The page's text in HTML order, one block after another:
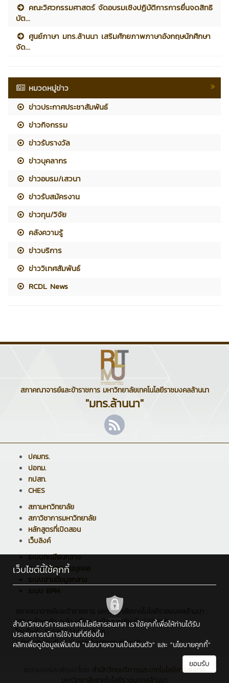
คณะวิศวกรรมศาสตร์ จัดอบรมเชิงปฏิบัติการการยื่นจดสิทธิ
บัต...
ศูนย์ภาษา มทร.ล้านนา เสริมศักยภาพภาษาอังกฤษนักศึกษา
จัด...
หมวดหมู่ข่าว
ข่าวประกาศประชาสัมพันธ์
ข่าวกิจกรรม
ข่าวรับรางวัล
ข่าวบุคลากร
ข่าวอบรม/เสวนา
ข่าวรับสมัครงาน
ข่าวทุน/วิจัย
คลังความรู้
ข่าวบริการ
ข่าววิเทศสัมพันธ์
RCDL News
สภาคณาจารย์และข้าราชการ มหาวิทยาลัยเทคโนโลยีราชมงคลล้านนา
"มทร.ล้านนา"
ปคมทร.
ปอทม.
ทปสท.
CHES
สภามหาวิทยาลัย
สภาวิชาการมหาวิทยาลัย
หลักสูตรที่เปิดสอน
เว็บลิงค์
ระบบทะเบียนกลาง
ระบบบริหารงานบุคคล
ระบบฐานข้อมูลกลาง
ระบบ BPM
สภาคณาจารย์และข้าราชการ มหาวิทยาลัยเทคโนโลยีราชมงคลล้านนา :
128 ถ.ห้วยแก้ว ต.ช้างเผือก อ.เมือง จ.เชียงใหม่ 50300
โทรศัพท์ : 0 5392 1444 , อีเมล :
admin@rmutl.ac.th,apichat@rmutl.ac.th
เว็บไซต์นี้ใช้คุกกี้
สำนักวิทยบริการและเทคโนโลยีสารสนเทศ เราใช้คุกกี้เพื่อให้ท่านได้รับ
ประสบการณ์การใช้งานที่ดียิ่งขึ้น
คลิกเพื่อดูข้อมูลเพิ่มเติม "นโยบายความเป็นส่วนตัว" และ "นโยบายคุกกี้"
ยอมรับ
สำนักวิทยบริการและเทคโนโลยีสารสนเทศ
มหาวิทยาลัยเทคโนโลยีราชมงคลล้านนา